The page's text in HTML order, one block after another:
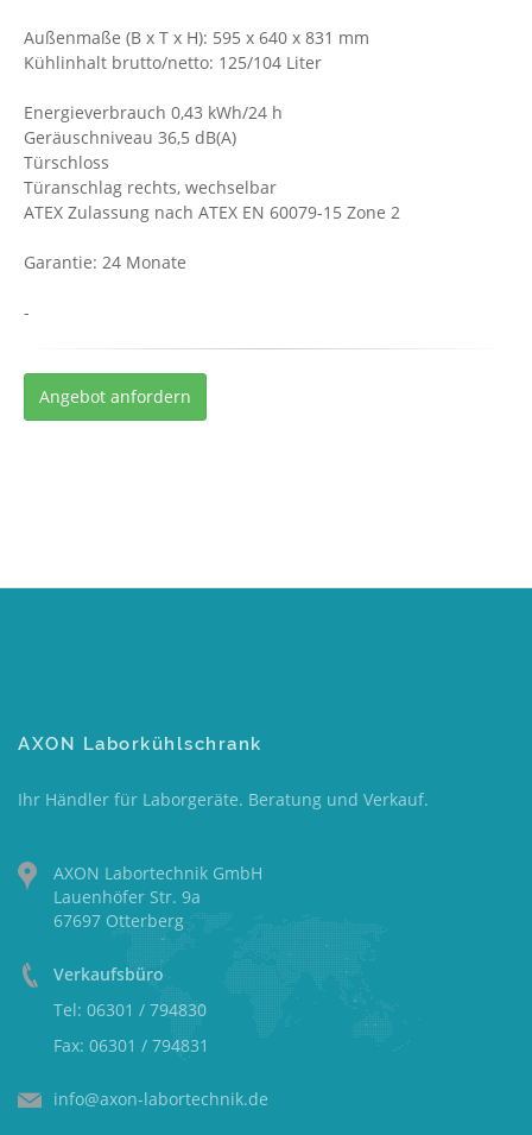
Außenmaße (B x T x H): 595 x 640 x 831 mm
Kühlinhalt brutto/netto: 125/104 Liter
Energieverbrauch 0,43 kWh/24 h
Geräuschniveau 36,5 dB(A)
Türschloss
Türanschlag rechts, wechselbar
ATEX Zulassung nach ATEX EN 60079-15 Zone 2
Garantie: 24 Monate
-
Angebot anfordern
AXON Laborkühlschrank
Ihr Händler für Laborgeräte. Beratung und Verkauf.
AXON Labortechnik GmbH
Lauenhöfer Str. 9a
67697 Otterberg
Verkaufsbüro
Tel: 06301 / 794830
Fax: 06301 / 794831
info@axon-labortechnik.de